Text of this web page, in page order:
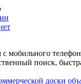
с мобильного
поиск,